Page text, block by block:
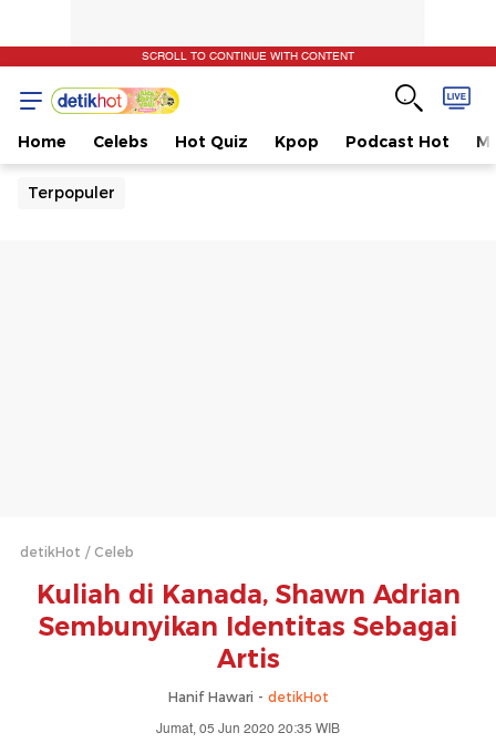
SCROLL TO CONTINUE WITH CONTENT
Home Celebs Hot Quiz Kpop Podcast Hot
Terpopuler
detikHot Celeb
Kuliah di Kanada, Shawn Adrian
Sembunyikan Identitas Sebagai
Artis
Hanif Hawari - detikHot
Jumat, 05 Jun 2020 20:35 WIB